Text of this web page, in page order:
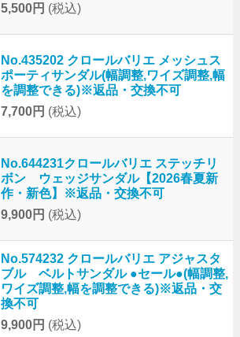
5,500円 (税込)
No.435202 クロールバリエ メッシュス
ポーティサンダル(幅調整,ワイズ調整,幅
を調整できる)※返品・交換不可
7,700円 (税込)
No.644231クロールバリエ ステッチリ
ボン ウェッジサンダル【2026春夏新
作・新色】※返品・交換不可
9,900円 (税込)
No.574232 クロールバリエ アジャスタ
ブル ベルトサンダル ●セール●(幅調整,
ワイズ調整,幅を調整できる)※返品・交
換不可
9,900円 (税込)